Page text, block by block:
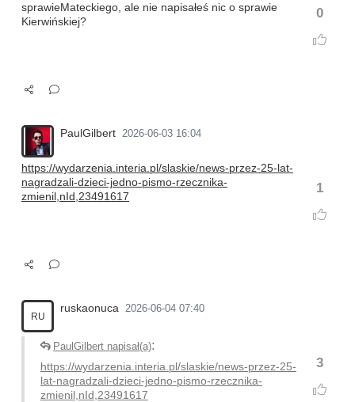
0
sprawieMateckiego, ale nie napisałeś nic o sprawie
Kierwińskiej?
PaulGilbert 2026-06-03 16:04
1
https://wydarzenia.interia.pl/slaskie/news-przez-25-lat-
nagradzali-dzieci-jedno-pismo-rzecznika-
zmienil,nId,23491617
RU
ruskaonuca 2026-06-04 07:40
3
PaulGilbert napisał(a):
https://wydarzenia.interia.pl/slaskie/news-przez-25-
lat-nagradzali-dzieci-jedno-pismo-rzecznika-
zmienil,nId,23491617